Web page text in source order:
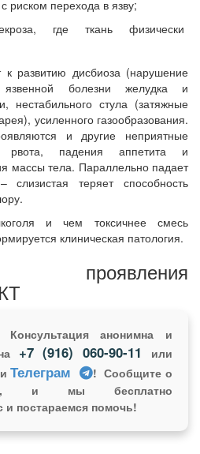
риском перехода в язву;
где ткань физически
к развитию дисбиоза (нарушение
болезни желудка и
нестабильного стула (затяжные
усиленного газообразования.
и другие неприятные
падения аппетита и
массы тела. Параллельно падает
слизистая теряет способность
и чем токсичнее смесь
клиническая патология.
проявления
анонимна и
+7 (916) 060-90-11
или
иТелеграм
! Сообщите о
и мы бесплатно
и постараемся помочь!